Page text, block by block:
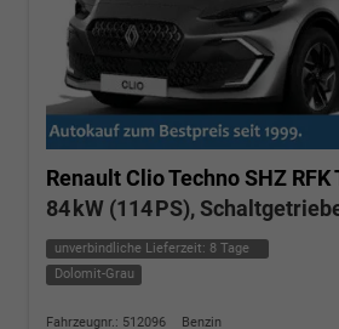
Renault ClioTechno SHZ RFK
84 kW (114 PS),
unverbindliche Lieferzeit: 8 Tage
Dolomit-Grau
Fahrzeugnr.: 512096
Benzin